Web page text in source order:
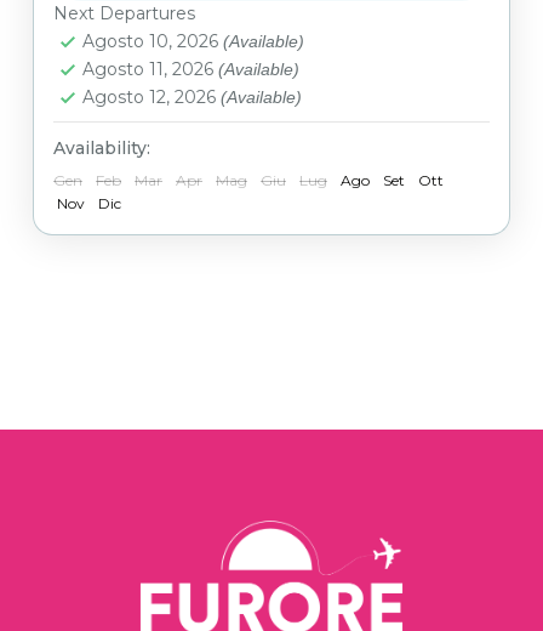
Next Departures
Agosto 10, 2026 (Available)
Agosto 11, 2026 (Available)
Agosto 12, 2026 (Available)
Availability:
Gen Feb Mar Apr Mag Giu Lug Ago Set
Ott
Nov
Dic